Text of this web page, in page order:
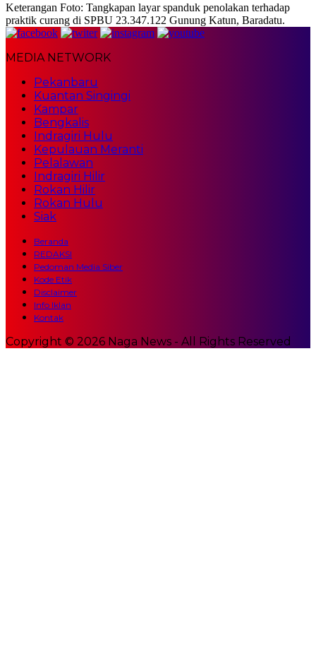
Keterangan Foto: Tangkapan layar spanduk penolakan terhadap
praktik curang di SPBU 23.347.122 Gunung Katun, Baradatu.
MEDIA NETWORK
Pekanbaru
Kuantan Singingi
Kampar
Bengkalis
Indragiri Hulu
Kepulauan Meranti
Pelalawan
Indragiri Hilir
Rokan Hilir
Rokan Hulu
Siak
Beranda
REDAKSI
Pedoman Media Siber
Kode Etik
Disclaimer
Info Iklan
Kontak
Copyright © 2026 Naga News - All Rights Reserved